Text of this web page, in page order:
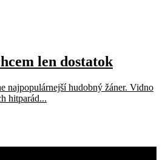
len dostatok
najpopulárnejší hudobný žáner. Vidno
hitparád...